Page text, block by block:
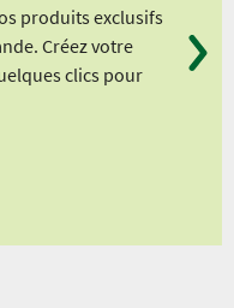
produits exclusifs
Créez votre
clics pour